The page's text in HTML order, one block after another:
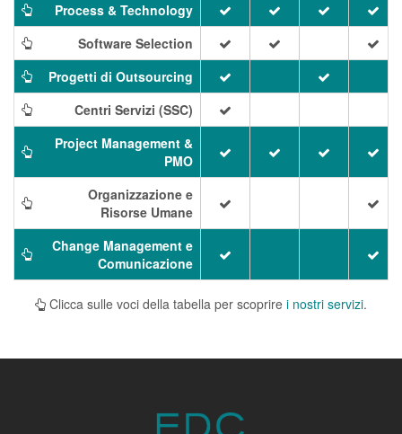
Process & Technology
Software Selection
Progetti di Outsourcing
Centri Servizi (SSC)
Project Management &
PMO
Organizzazione e
Risorse Umane
Change Management e
Comunicazione
Clicca sulle voci della tabella per scoprire i nostri servizi.